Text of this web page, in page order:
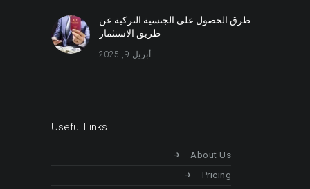
طرق الحصول على الجنسية التركية عن
طريق الاستثمار
أبريل 9, 2025
Useful Links
About Us
Pricing